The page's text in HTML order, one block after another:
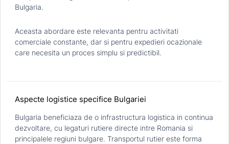
Bulgaria.
Aceasta abordare este relevanta pentru activitati
comerciale constante, dar si pentru expedieri ocazionale
care necesita un proces simplu si predictibil.
Aspecte logistice specifice Bulgariei
Bulgaria beneficiaza de o infrastructura logistica in continua
dezvoltare, cu legaturi rutiere directe intre Romania si
principalele regiuni bulgare. Transportul rutier este forma